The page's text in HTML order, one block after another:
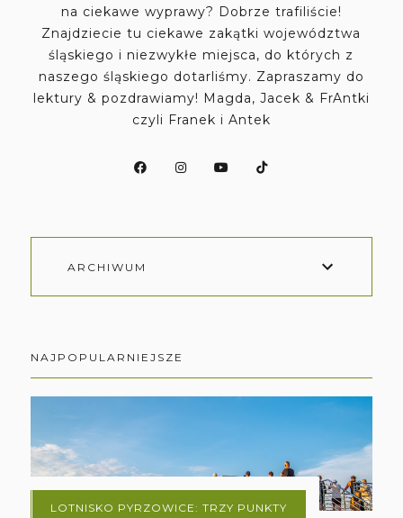
na ciekawe wyprawy? Dobrze trafiliście!
Znajdziecie tu ciekawe zakątki województwa
śląskiego i niezwykłe miejsca, do których z
naszego śląskiego dotarliśmy. Zapraszamy do
lektury & pozdrawiamy! Magda, Jacek & FrAntki
czyli Franek i Antek
ARCHIWUM
NAJPOPULARNIEJSZE
LOTNISKO PYRZOWICE: TRZY PUNKTY